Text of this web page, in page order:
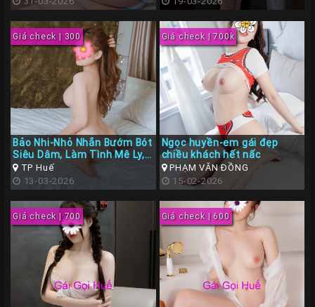
Huế
Kiểm
Định
HƯỚNG
DẪN
CHECKER
HUẾ
Liên
Hệ
Group
Gái
Giá check | 300
Bảo Nhi-Nhỏ Nhắn Bướm Bót
Siêu Dâm, Làm Tình Mê Ly,
BJ cực đã
TP Huế
13-03-2026
Giá check | 700k
Ngọc huyền-em gái đẹp
chiều khách hết nấc
PHẠM VĂN ĐỒNG
15-02-2026
Giá check | 700 Giá check | 600